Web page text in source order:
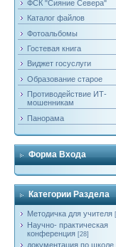
ФСК "Сияние Севера"
Каталог файлов
Фотоальбомы
Гостевая книга
Виджет госуслуги
Образование старое
Противодействие ИТ-
мошенникам
Панорама
Форма Входа
Категории Раздела
Методичка для учителя
Научно- практическая
конференция [28]
документация по школе